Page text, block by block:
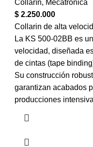
Collarín, Mecatronica
$ 2.250.000
Collarin de alta
La KS 500-02BB es
velocidad, diseñada
de cintas (tape
Su construcción
garantizan acabados
producciones